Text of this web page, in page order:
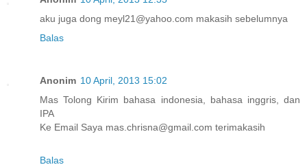
aku juga dong meyl21@yahoo.com makasih sebelumnya
Balas
Anonim 10 April, 2013 15:02
Mas Tolong Kirim bahasa indonesia, bahasa inggris, dan
IPA
Ke Email Saya mas.chrisna@gmail.com terimakasih
Balas